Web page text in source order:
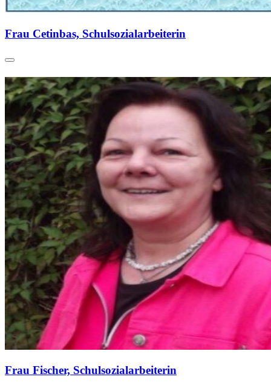
Frau Cetinbas, Schulsozialarbeiterin
Frau Fischer, Schulsozialarbeiterin